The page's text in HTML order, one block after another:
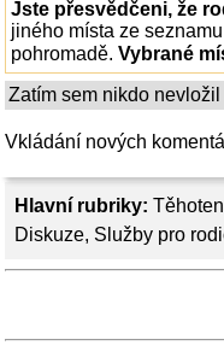
Hlavní rubriky:
Diskuze, Služby pro
Jste přesvědčeni, že
jiného místa ze
pohromadě. Vybrané
Zatím sem nikdo
Vkládání nových